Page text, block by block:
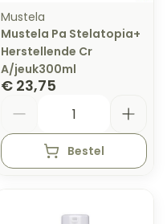
Mustela
Mustela Pa Stelatopia+
Herstellende Cr
A/jeuk300ml
€ 23,75
Bestel